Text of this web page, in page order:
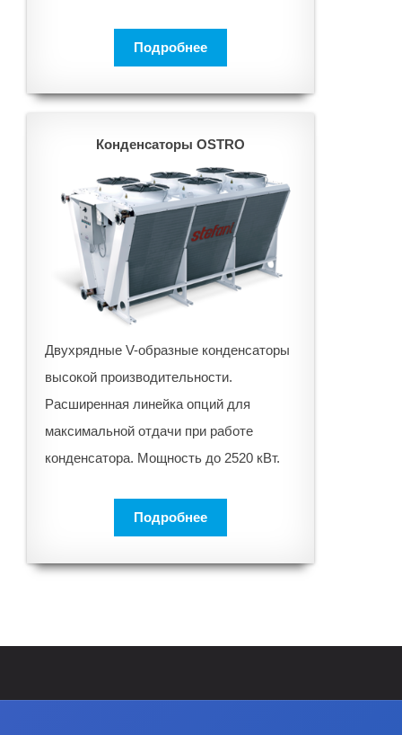
Подробнее
Конденсаторы OSTRO
Двухрядные V-образные конденсаторы
высокой производительности.
Расширенная линейка опций для
максимальной отдачи при работе
конденсатора. Мощность до 2520 кВт.
Подробнее